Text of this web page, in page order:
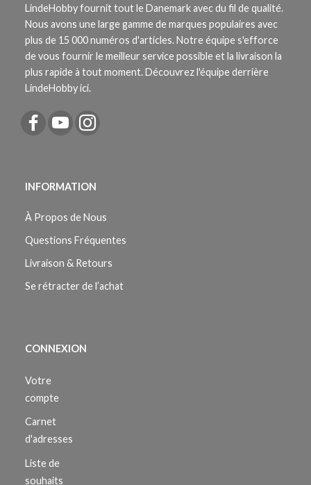
LindeHobby fournit tout le Danemark avec du fil de qualité.
Nous avons une large gamme de marques populaires avec
plus de 15 000 numéros d'articles. Notre équipe s'efforce
de vous fournir le meilleur service possible et la livraison la
plus rapide à tout moment. Découvrez l'équipe derrière
LindeHobby ici.
INFORMATION
À Propos de Nous
Questions Fréquentes
Livraison & Retours
Se rétracter de l’achat
CONNEXION
Votre
compte
Carnet
d'adresses
Liste de
souhaits